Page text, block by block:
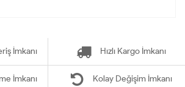
İmkanı Hızlı Kargo İmkanı
İmkanı Kolay Değişim İmkanı